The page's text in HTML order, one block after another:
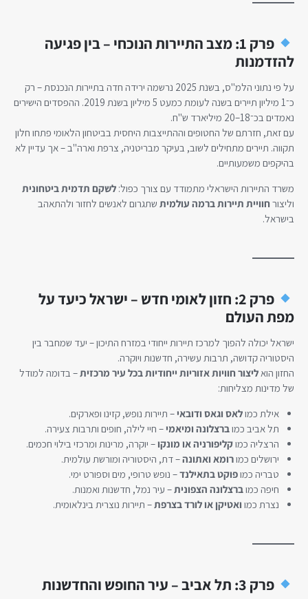
פרק 1: מצב התיירות הנוכחי – בין פגיעה
להזדמנות
על פי נתוני הלמ"ס, בשנת 2025 נרשמה ירידה חדה בתיירות הנכנסת – רק
כ־1 מיליון תיירים בשנה לעומת כמעט 5 מיליון בשנת 2019. ההפסדים הישירים
נאמדים בכ־18–20 מיליארד ש"ח.
עם זאת, חזרתם של החטופים וההתייצבות היחסית בביטחון הלאומי פתחו חלון
תקווה. תיירים מתחילים לשוב, בעיקר מבריטניה, צרפת וארה"ב – אך עדיין לא
בהיקפים משמעותיים.
משרד התיירות הישראלי מתמודד עם צורך כפול: לשקם תדמית ביטחונית
וליצורחוויית תיירות ברמה עולמית שתגרום לאנשים לחזור ולהתאהב
בישראל.
פרק 2: חזון לאומי חדש – ישראל כיעד על
מפת העולם
ישראל יכולה להפוך למרכז תיירות ייחודי במזרח התיכון – יעד שמחבר בין
היסטוריה קדושה, תרבות עשירה, חדשנות ויוקרה.
החזון הוא ליצור חוויות אזוריות ייחודיות בכל עיר מרכזית– בדומה למודל
של מדינות מצליחות:
אילת כמולאס וגאס ודובאי– תיירות נופש, קזינו ופארקים.
תל אביב כמוברצלונה ומיאמי– חיי לילה, חופים ותרבות צעירה.
הרצליה כמוקליפורניה או מונקו– יוקרה, מרינות ומרכזי בילוי חכמים.
ירושלים כמורומא ואתונה– דת, היסטוריה ומורשת עולמית.
טבריה כמופוקט בתאילנד– נופש טרופי, מים וספורט ימי.
חיפה כמוברצלונה הצפונית– עיר נמל, חדשנות ואמנות.
נצרת כמו ואטיקן או לורד בצרפת– תיירות נוצרית בינלאומית.
פרק 3: תל אביב – עיר החופש והחדשנות